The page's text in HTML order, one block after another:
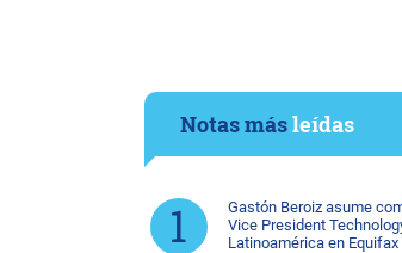
Notas másleídas
Gastón Beroiz asume
Vice President
Latinoamérica en Equifax